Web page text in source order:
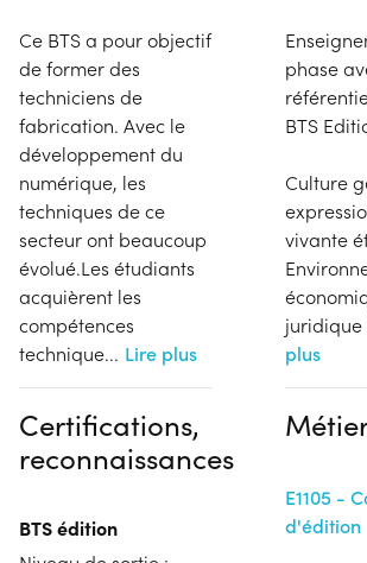
Ce BTS a pour objectif
de former des
techniciens de
fabrication. Avec le
développement du
numérique, les
techniques de ce
secteur ont beaucoup
évolué.Les étudiants
acquièrent les
compétences
technique... Lire plus
phase
BTS
Culture
vivante
juridique
plus
Certifications,
reconnaissances
BTS édition
E1105 -
d'édition